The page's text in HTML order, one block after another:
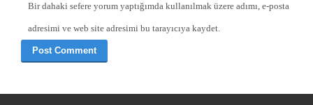
Bir dahaki sefere yorum yaptığımda kullanılmak üzere adımı, e-posta
adresimi ve web site adresimi bu tarayıcıya kaydet.